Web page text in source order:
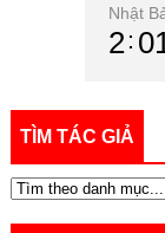
Nhật
2
TÌM TÁC GIẢ